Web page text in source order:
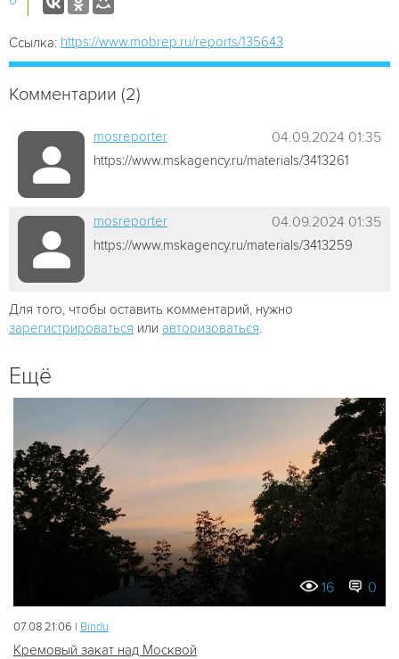
Ссылка: https://www.mobrep.ru/reports/135643
Комментарии (2)
mosreporter 04.09.2024 01:35
https://www.mskagency.ru/materials/3413261
mosreporter 04.09.2024 01:35
https://www.mskagency.ru/materials/3413259
Для того, чтобы оставить комментарий, нужно
зарегистрироваться или авторизоваться
Ещё
16 0
07.08 21:06 | Bindu
Кремовый закат над Москвой